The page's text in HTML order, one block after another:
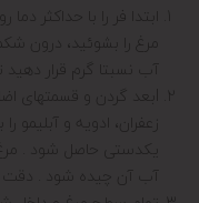
ابتدا فر را با حداکثر
آب نسبتا گرم قرار
زعفران، ادویه و
یکدستی حاصل شود . مرغ
آب آن چیده شود . دقت